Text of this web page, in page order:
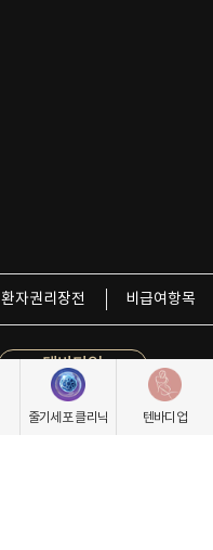
환자권리장전 비급여항목
텐바디업
줄기세포 클리닉 텐바디업